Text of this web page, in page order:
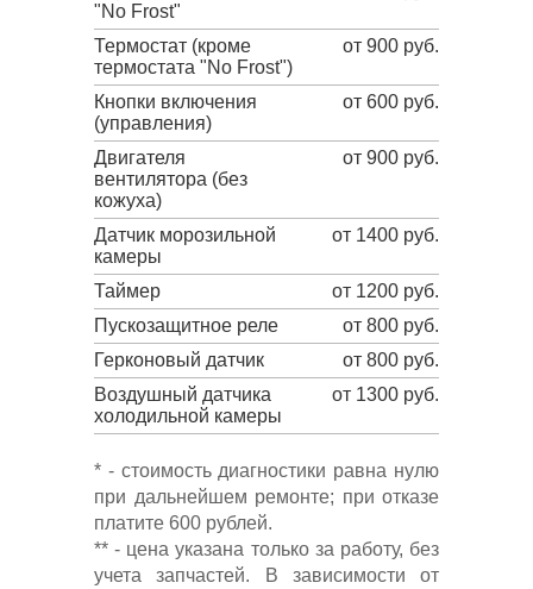
"No Frost"
Термостат (кроме
термостата "No Frost")
от 900 руб.
Кнопки включения
(управления)
от 600 руб.
Двигателя
вентилятора (без
кожуха)
от 900 руб.
Датчик морозильной
камеры
от 1400 руб.
Таймер
от 1200 руб.
Пускозащитное реле
от 800 руб.
Герконовый датчик
от 800 руб.
Воздушный датчика
холодильной камеры
от 1300 руб.
* - стоимость диагностики равна нулю
при дальнейшем ремонте; при отказе
платите 600 рублей.
** - цена указана только за работу, без
учета запчастей. В зависимости от